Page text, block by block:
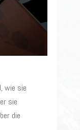
wie sie
sie
die